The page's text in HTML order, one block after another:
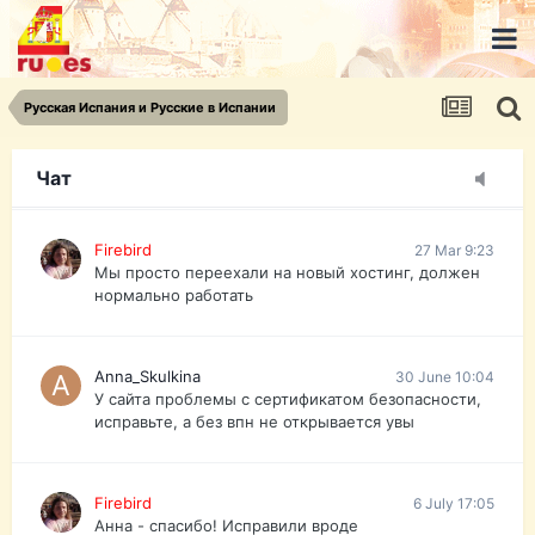
Русская Испания и Русские в Испании
Чат
urist.dokument@gmail.com
https://pasport-ua.com/
Телеграмм @uristpassua
Firebird
Друзья - из России без VPN сайт и форум
Firebird 27 Mar 9:23
Мы просто переехали на новый хостинг, должен
нормально работать
Anna_Skulkina 30 June 10:04
У сайта проблемы с сертификатом безопасности,
исправьте, а без впн не открывается увы
Firebird 6 July 17:05
Анна - спасибо! Исправили вроде